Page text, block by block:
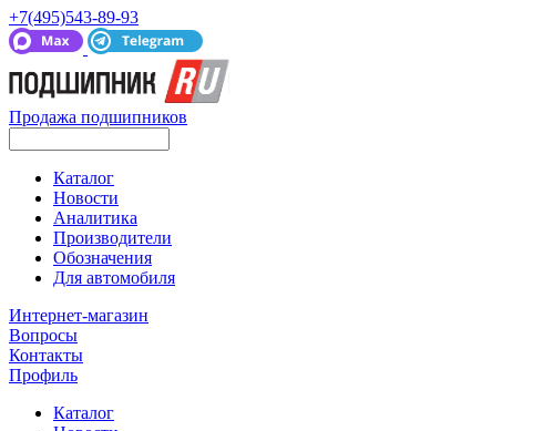
+7(495)543-89-93
Продажа подшипников
Каталог
Новости
Аналитика
Производители
Обозначения
Для автомобиля
Интернет-магазин
Вопросы
Контакты
Профиль
Каталог